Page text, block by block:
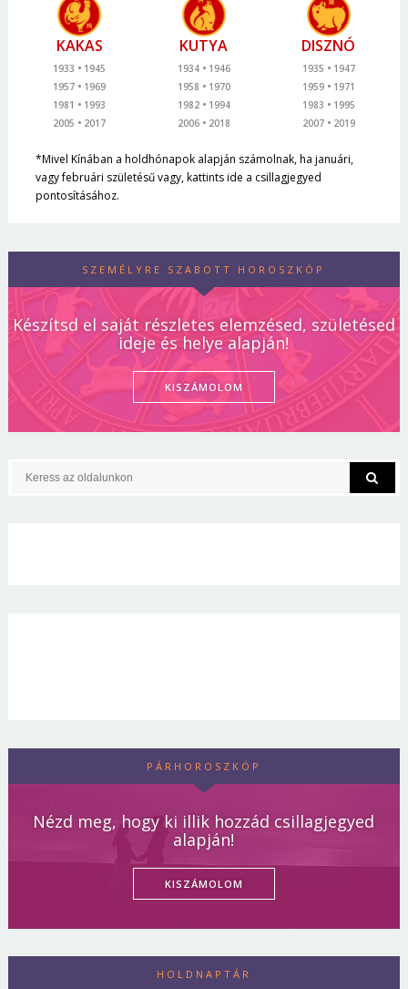
KAKAS
1933
1945
1957
1969
1981
1993
2005
2017
KUTYA
1934
1946
1958
1970
1982
1994
2006
2018
DISZNÓ
1935
1947
1959
1971
1983
1995
2007
2019
*Mivel Kínában a holdhónapok alapján számolnak, ha januári,
vagy februári születésű vagy, kattints ide a csillagjegyed
pontosításához.
SZEMÉLYRE SZABOTT HOROSZKÓP
Készítsd el saját részletes elemzésed, születésed
ideje és helye alapján!
KISZÁMOLOM
PÁRHOROSZKÓP
Nézd meg, hogy ki illik hozzád csillagjegyed
alapján!
KISZÁMOLOM
HOLDNAPTÁR